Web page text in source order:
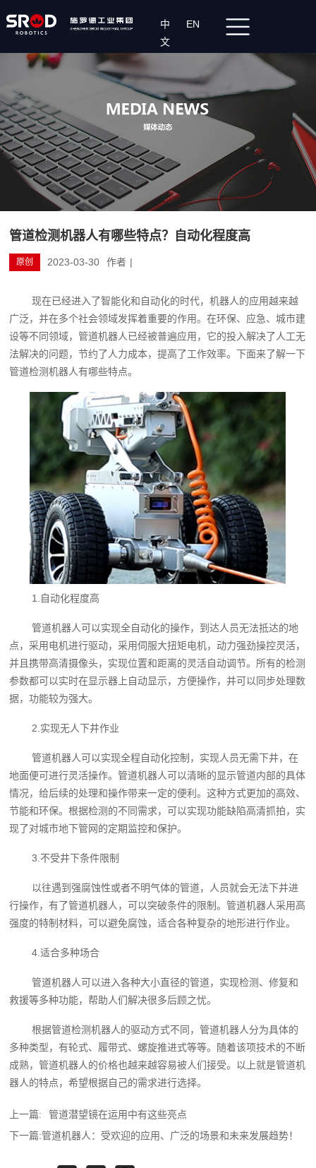
中
文
EN
管道检测机器人‍有哪些特点？自动化程度高
原创 2023-03-30 作者 |
现在已经进入了智能化和自动化的时代，机器人的应用越来越
广泛，并在多个社会领域发挥着重要的作用。在环保、应急、城市建
设等不同领域，管道机器人已经被普遍应用，它的投入解决了人工无
法解决的问题，节约了人力成本，提高了工作效率。下面来了解一下
管道检测机器人有哪些特点。
1.自动化程度高
管道机器人可以实现全自动化的操作，到达人员无法抵达的地
点，采用电机进行驱动，采用伺服大扭矩电机，动力强劲操控灵活，
并且携带高清摄像头，实现位置和距离的灵活自动调节。所有的检测
参数都可以实时在显示器上自动显示，方便操作，并可以同步处理数
据，功能较为强大。
2.实现无人下井作业
管道机器人可以实现全程自动化控制，实现人员无需下井，在
地面便可进行灵活操作。管道机器人可以清晰的显示管道内部的具体
情况，给后续的处理和操作带来一定的便利。这种方式更加的高效、
节能和环保。根据检测的不同需求，可以实现功能缺陷高清抓拍，实
现了对城市地下管网的定期监控和保护。
3.不受井下条件限制
以往遇到强腐蚀性或者不明气体的管道，人员就会无法下井进
行操作，有了管道机器人，可以突破条件的限制。管道机器人采用高
强度的特制材料，可以避免腐蚀，适合各种复杂的地形进行作业。
4.适合多种场合
管道机器人可以进入各种大小直径的管道，实现检测、修复和
救援等多种功能，帮助人们解决很多后顾之忧。
根据管道检测机器人‍的驱动方式不同，管道机器人分为具体的
多种类型，有轮式、履带式、螺旋推进式等等。随着该项技术的不断
成熟，管道机器人的价格也越来越容易被人们接受。以上就是管道机
器人的特点，希望根据自己的需求进行选择。
上一篇:
管道潜望镜在运用中有这些亮点
下一篇:管道机器人：受欢迎的应用、广泛的场景和未来发展趋势！